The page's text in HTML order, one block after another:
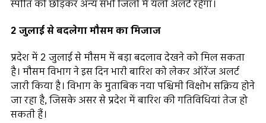
स्पीति को छोड़कर अन्य सभी जिलों में यलो अलर्ट रहेगा।
2 जुलाई से बदलेगा मौसम का मिजाज
प्रदेश में 2 जुलाई से मौसम में बड़ा बदलाव देखने को मिल सकता
है। मौसम विभाग ने इस दिन भारी बारिश को लेकर ऑरेंज अलर्ट
जारी किया है। विभाग के मुताबिक नया पश्चिमी विक्षोभ सक्रिय होने
जा रहा है, जिसके असर से प्रदेश में बारिश की गतिविधियां तेज हो
सकती हैं।